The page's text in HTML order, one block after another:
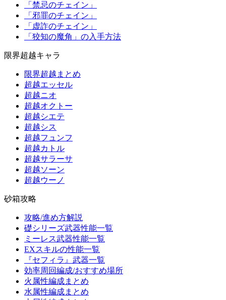
「禁忌のチェイン」
「邪罪のチェイン」
「虚詐のチェイン」
「狡知の魔角」の入手方法
限界超越キャラ
限界超越まとめ
超越エッセル
超越ニオ
超越オクトー
超越シエテ
超越シス
超越フュンフ
超越カトル
超越サラーサ
超越ソーン
超越ウーノ
砂箱攻略
攻略/進め方解説
礎シリーズ武器性能一覧
ミーレス武器性能一覧
EXスキルの性能一覧
『セフィラ』武器一覧
効率周回編成/おすすめ場所
火属性編成まとめ
水属性編成まとめ